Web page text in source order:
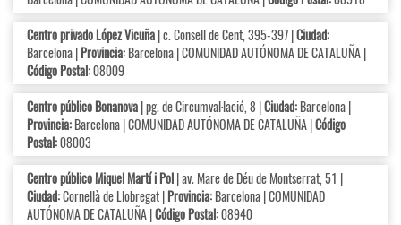
Centro privado López Vicuña| c. Consell de Cent, 395-397 |Ciudad:
Barcelona |Provincia:Barcelona | COMUNIDAD AUTÓNOMA DE CATALUÑA |
Código Postal:08009
Centro público Bonanova| pg. de Circumval·lació, 8 |Ciudad:Barcelona |
Provincia:Barcelona | COMUNIDAD AUTÓNOMA DE CATALUÑA |Código
Postal:08003
Centro público Miquel Martí i Pol| av. Mare de Déu de Montserrat, 51 |
Ciudad:Cornellà de Llobregat |Provincia:Barcelona | COMUNIDAD
AUTÓNOMA DE CATALUÑA |Código Postal:08940